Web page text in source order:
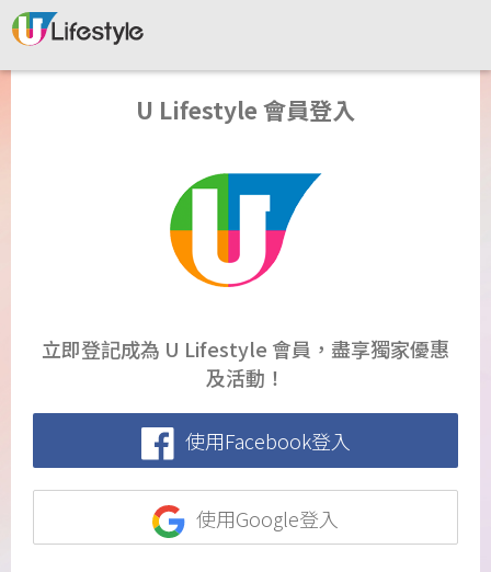
U Lifestyle 會員登入
立即登記成為 U Lifestyle 會員，盡享獨家優惠
及活動！
使用Facebook登入
使用Google登入